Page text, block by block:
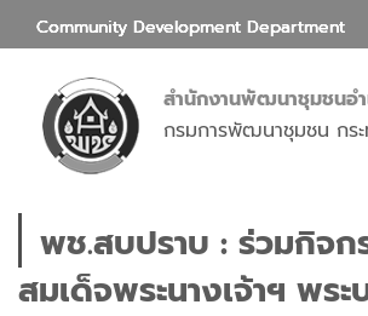
Community Development Department
สำนักงานพัฒนาชุมชนอ
กรมการพัฒนาชุมชน กร
พช.สบปราบ : ร่วมกิจก
สมเด็จพระนางเจ้าฯ พร